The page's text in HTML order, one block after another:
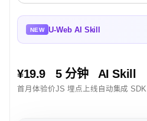
NEW U-Web AI Skill
¥19.9
首月体验价
5 分钟
JS 埋点上线
AI Skill
自动集成 SDK